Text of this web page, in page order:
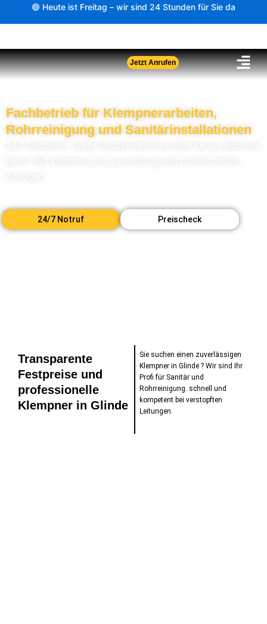
🟢 Heute ist Freitag – wir sind 24 Stunden für Sie da
Jetzt Anrufen
Fachbetrieb für Klempnerarbeiten,
Rohrreinigung und Sanitärinstallationen
24/7 Notruf Preischeck
Transparente
Festpreise und
professionelle
Klempner in Glinde
Sie suchen einen zuverlässigen
Klempner in Glinde ? Wir sind Ihr
Profi für Sanitär und
Rohrreinigung. schnell und
kompetent bei verstopften
Leitungen.